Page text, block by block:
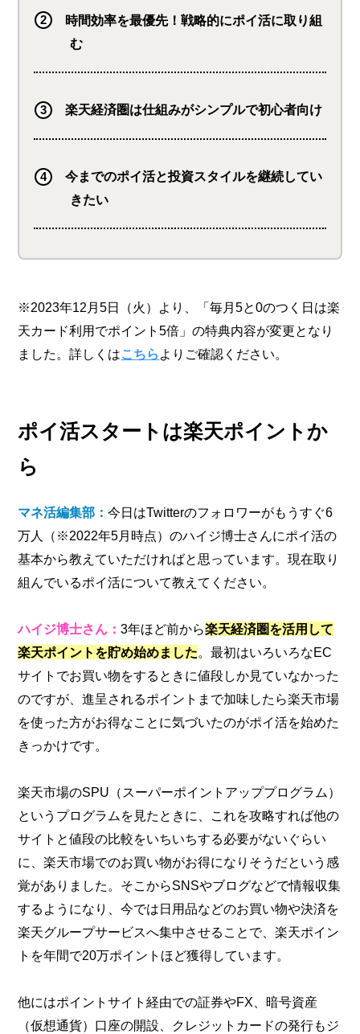
時間効率を最優先！戦略的にポイ活に取り組
む
楽天経済圏は仕組みがシンプルで初心者向け
今までのポイ活と投資スタイルを継続してい
きたい
※2023年12月5日（火）より、「毎月5と0のつく日は楽
天カード利用でポイント5倍」の特典内容が変更となり
ました。詳しくはこちら よりご確認ください。
ポイ活スタートは楽天ポイントか
ら
マネ活編集部：今日はTwitterのフォロワーがもうすぐ6
万人（※2022年5月時点）のハイジ博士さんにポイ活の
基本から教えていただければと思っています。現在取り
組んでいるポイ活について教えてください。
ハイジ博士さん：3年ほど前から楽天経済圏を活用して
楽天ポイントを貯め始めました。最初はいろいろなEC
サイトでお買い物をするときに値段しか見ていなかった
のですが、進呈されるポイントまで加味したら楽天市場
を使った方がお得なことに気づいたのがポイ活を始めた
きっかけです。
楽天市場のSPU（スーパーポイントアッププログラム）
というプログラムを見たときに、これを攻略すれば他の
サイトと値段の比較をいちいちする必要がないぐらい
に、楽天市場でのお買い物がお得になりそうだという感
覚がありました。そこからSNSやブログなどで情報収集
するようになり、今では日用品などのお買い物や決済を
楽天グループサービスへ集中させることで、楽天ポイン
トを年間で20万ポイントほど獲得しています。
他にはポイントサイト経由での証券やFX、暗号資産
（仮想通貨）口座の開設、クレジットカードの発行もジ